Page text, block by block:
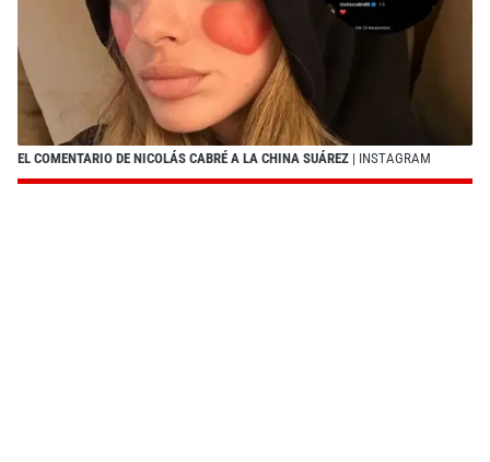
EL COMENTARIO DE NICOLÁS CABRÉ A LA CHINA SUÁREZ | INSTAGRAM